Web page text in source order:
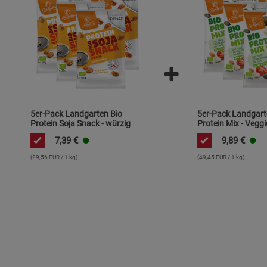
5er-Pack Landgarten Bio
Protein Soja Snack - würzig
7,39 €
(29,56 EUR / 1 kg)
5er-Pack
Protein Mix -
9,89 €
(49,45 EUR / 1 kg)